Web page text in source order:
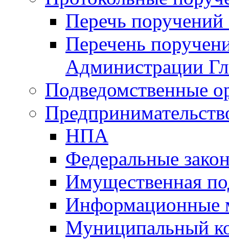
Перечь
Перечень
Администрации
Подведомственные
НПА
Федеральные
Имущественная
Информационные
Муниципальный